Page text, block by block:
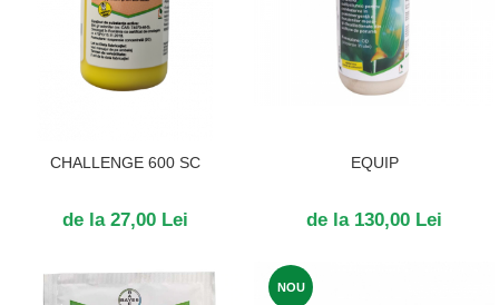
CHALLENGE 600 SC
de la 27,00 Lei
EQUIP
de la 130,00 Lei
NOU